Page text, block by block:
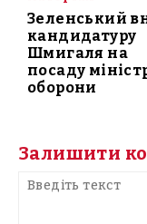
Зеленський
кандидатуру
Шмигаля на
посаду
оборони
Залишити